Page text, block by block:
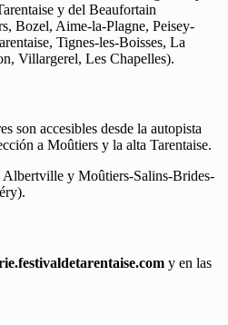
y del Beaufortain
Bozel, Aime-la-Plagne, Peisey-
Tignes-les-Boisses, La
Villargerel, Les Chapelles).
son accesibles desde la autopista
a Moûtiers y la alta Tarentaise.
Albertville y Moûtiers-Salins-Brides-
y en las